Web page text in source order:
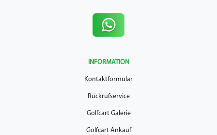
INFORMATION
Kontaktformular
Rückrufservice
Golfcart Galerie
Golfcart Ankauf